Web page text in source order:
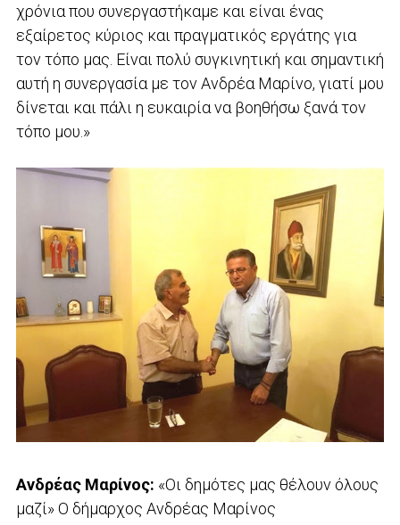
χρόνια που συνεργαστήκαμε και είναι ένας
εξαίρετος κύριος και πραγματικός εργάτης για
τον τόπο μας. Είναι πολύ συγκινητική και σημαντική
αυτή η συνεργασία με τον Ανδρέα Μαρίνο, γιατί μου
δίνεται και πάλι η ευκαιρία να βοηθήσω ξανά τον
τόπο μου.»
Ανδρέας Μαρίνος: «Οι δημότες μας θέλουν όλους
μαζί» Ο δήμαρχος Ανδρέας Μαρίνος